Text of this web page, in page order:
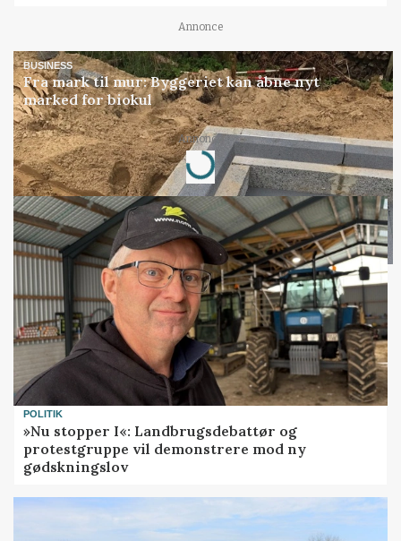
Annonce
BUSINESS
Fra mark til mur: Byggeriet kan åbne nyt
marked for biokul
Annonce
Loading...
POLITIK
»Nu stopper I«: Landbrugsdebattør og
protestgruppe vil demonstrere mod ny
gødskningslov